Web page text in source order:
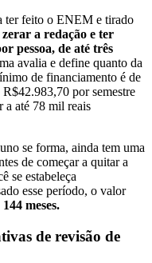
ter feito o ENEM e tirado
a redação e ter
pessoa, de até três
avalia e define quanto da
de financiamento é de
por semestre
a até 78 mil reais
se forma, ainda tem uma
de começar a quitar a
se estabeleça
esse período, o valor
meses.
de revisão de